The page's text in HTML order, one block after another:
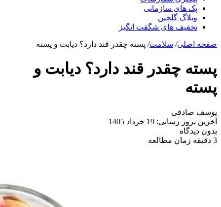
پک های سازمانی
وبلاگ گلچین
تخفیف های شگفت انگیز
صفحه اصلی/ سلامت/ پسته چقدر قند دارد؟ دیابت و پسته
پسته چقدر قند دارد؟ دیابت و
پسته
یوسف صادقی
آخرین بروز رسانی: 19 خرداد 1405
بدون دیدگاه
3 دقیقه زمان مطالعه